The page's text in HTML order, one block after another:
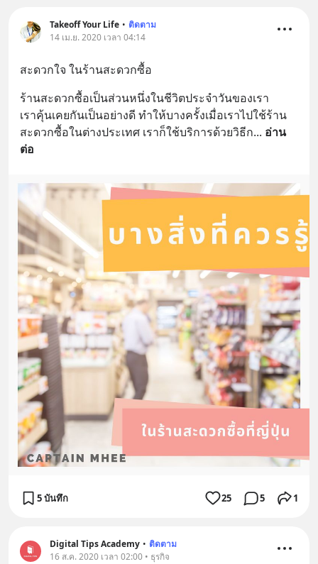
Takeoff Your Life • ติดตาม
14 เม.ย. 2020 เวลา 04:14
สะดวกใจ ในร้านสะดวกซื้อ
ร้านสะดวกซื้อเป็นส่วนหนึ่งในชีวิตประจำวันของเรา
เราคุ้นเคยกันเป็นอย่างดี ทำให้บางครั้งเมื่อเราไปใช้ร้าน
สะดวกซื้อในต่างประเทศ เราก็ใช้บริการด้วยวิธีก... อ่าน
ต่อ
5 บันทึก 25 5 1
Digital Tips Academy • ติดตาม
16 ส.ค. 2020 เวลา 02:00 • ธุรกิจ